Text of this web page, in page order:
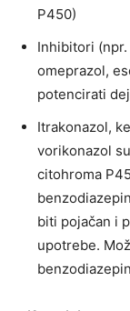
P450)
Inhibitori
omeprazol,
potencirati
Itrakonazol,
vorikonazol
citohroma
biti pojačan i
upotrebe.